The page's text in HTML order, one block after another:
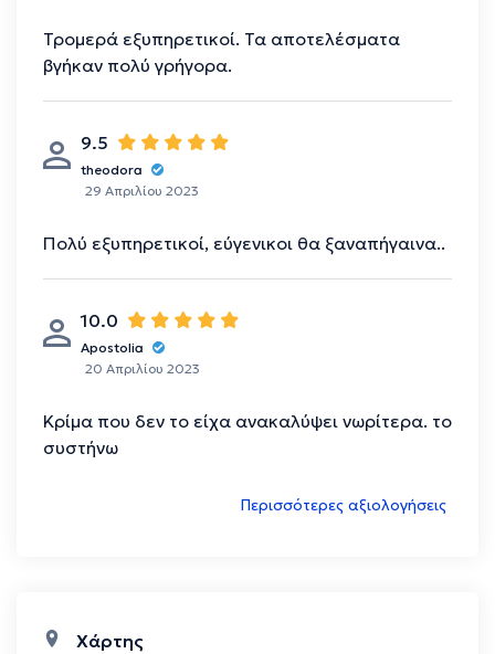
Τρομερά εξυπηρετικοί. Τα αποτελέσματα
βγήκαν πολύ γρήγορα.
9.5
theodora
29 Απριλίου 2023
Πολύ εξυπηρετικοί, εύγενικοι θα ξαναπήγαινα..
10.0
Apostolia
20 Απριλίου 2023
Κρίμα που δεν το είχα ανακαλύψει νωρίτερα. το
συστήνω
Περισσότερες αξιολογήσεις
Χάρτης